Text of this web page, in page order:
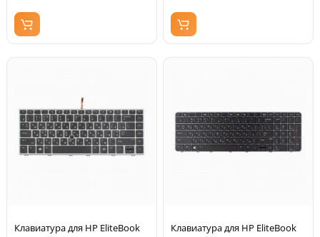
Клавиатура для HP EliteBook
Клавиатура для HP EliteBook